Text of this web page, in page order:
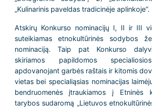
„Kulinarinis paveldas tradicinėje aplinkoje“.
Atskirų Konkurso nominacijų I, II ir III
suteikiamas etnokultūrinės sodybos
nominaciją. Taip pat Konkurso
skiriamos papildomos
apdovanojant garbės raštais ir kitomis
vietas bei specialiąsias nominacijas
bendruomenės įtraukiamos į Etninės
tarybos sudaromą „Lietuvos